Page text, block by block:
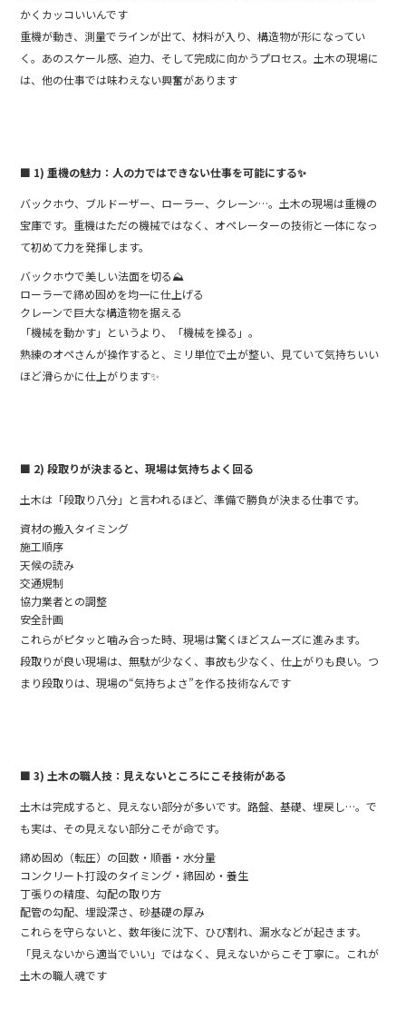
かくカッコいいんです
重機が動き、測量でラインが出て、材料が入り、構造物が形になってい
く。あのスケール感、迫力、そして完成に向かうプロセス。土木の現場に
は、他の仕事では味わえない興奮があります
■ 1) 重機の魅力：人の力ではできない仕事を可能にする✨
バックホウ、ブルドーザー、ローラー、クレーン…。土木の現場は重機の
宝庫です。重機はただの機械ではなく、オペレーターの技術と一体になっ
て初めて力を発揮します。
バックホウで美しい法面を切る⛰️
ローラーで締め固めを均一に仕上げる
クレーンで巨大な構造物を据える️
「機械を動かす」というより、「機械を操る」。
熟練のオペさんが操作すると、ミリ単位で土が整い、見ていて気持ちいい
ほど滑らかに仕上がります✨
■ 2) 段取りが決まると、現場は気持ちよく回る
土木は「段取り八分」と言われるほど、準備で勝負が決まる仕事です。
資材の搬入タイミング
施工順序
天候の読み
交通規制
協力業者との調整
安全計画
これらがピタッと噛み合った時、現場は驚くほどスムーズに進みます。
段取りが良い現場は、無駄が少なく、事故も少なく、仕上がりも良い。つ
まり段取りは、現場の“気持ちよさ”を作る技術なんです
■ 3) 土木の職人技：見えないところにこそ技術がある
土木は完成すると、見えない部分が多いです。路盤、基礎、埋戻し…。で
も実は、その見えない部分こそが命です。
締め固め（転圧）の回数・順番・水分量
コンクリート打設のタイミング・締固め・養生
丁張りの精度、勾配の取り方
配管の勾配、埋設深さ、砂基礎の厚み
これらを守らないと、数年後に沈下、ひび割れ、漏水などが起きます。
「見えないから適当でいい」ではなく、見えないからこそ丁寧に。これが
土木の職人魂です